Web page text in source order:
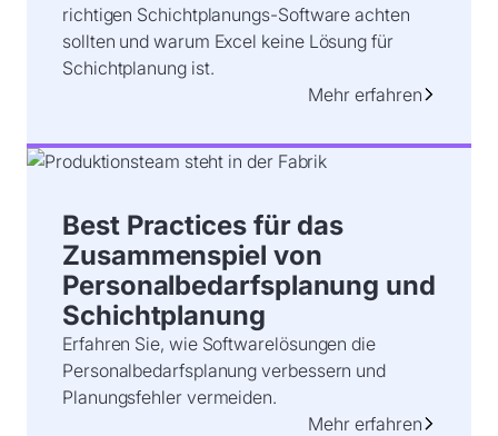
richtigen Schichtplanungs-Software achten
sollten und warum Excel keine Lösung für
Schichtplanung ist.
Mehr erfahren
Best Practices für das
Zusammenspiel von
Personalbedarfsplanung und
Schichtplanung
Erfahren Sie, wie Softwarelösungen die
Personalbedarfsplanung verbessern und
Planungsfehler vermeiden.
Mehr erfahren